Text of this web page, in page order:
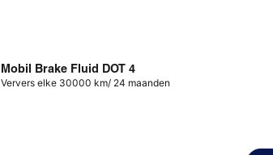
Mobil Brake Fluid DOT 4
Ververs elke 30000 km/ 24 maanden